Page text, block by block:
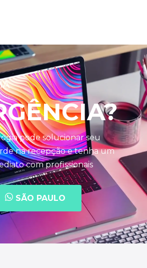
pode solucionar seu
na recepção e tenha um
com profissionais
SÃO PAULO